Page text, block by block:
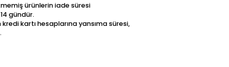
ürünlerin iade süresi
gündür.
kartı hesaplarına yansıma süresi,